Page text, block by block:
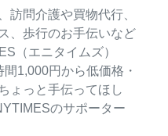
訪問介護や買物代行、
、歩行のお手伝いなど
（エニタイムズ）
1,000円から低価格・
ょっと手伝ってほし
のサポーター